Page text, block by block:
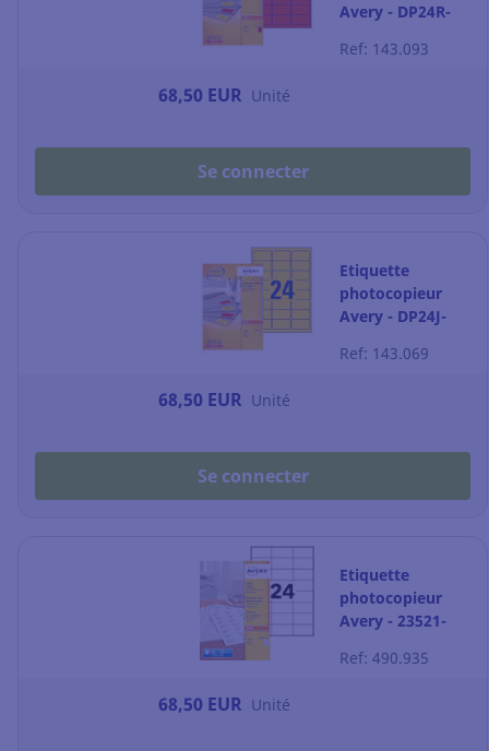
Avery - DP24R-
- rouge fluo - par
Ref: 143.093
68,50 EUR Unité
Se connecter
Etiquette
photocopieur
Avery - DP24J-
- jaune fluo - par
Ref: 143.069
68,50 EUR Unité
Se connecter
Etiquette
photocopieur
Avery - 23521-
- blanche - par
Ref: 490.935
68,50 EUR Unité